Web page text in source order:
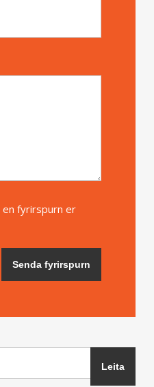
fyrirspurn er